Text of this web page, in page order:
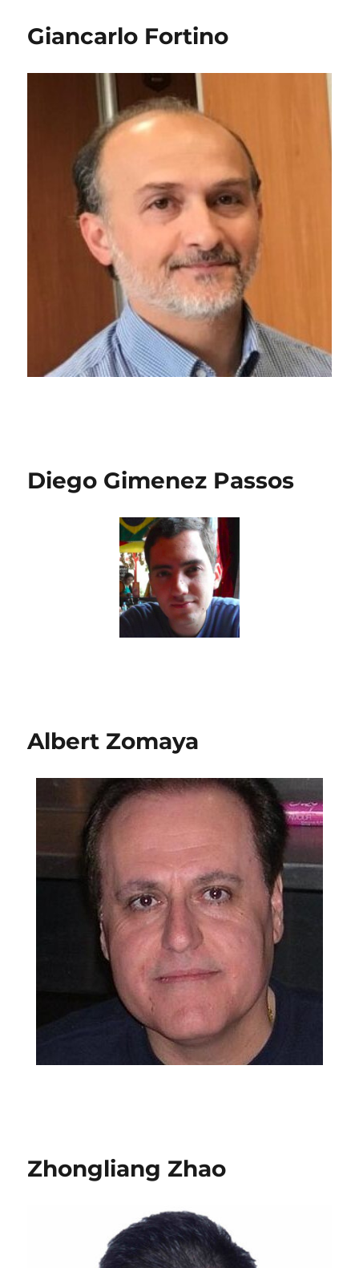
Giancarlo Fortino
Diego Gimenez Passos
Albert Zomaya
Zhongliang Zhao